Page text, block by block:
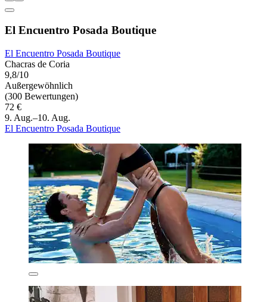
El Encuentro Posada Boutique
El Encuentro Posada Boutique
Chacras de Coria
9,8/10
Außergewöhnlich
(300 Bewertungen)
72 €
9. Aug.–10. Aug.
El Encuentro Posada Boutique